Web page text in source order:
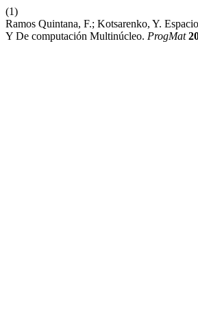
(1)
Ramos Quintana, F.; Kotsarenko, Y.
Y De computación Multinúcleo. ProgMat